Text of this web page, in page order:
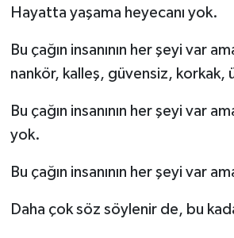
Hayatta yaşama heyecanı yok.
Bu çağın insanının her şeyi var
nankör, kalleş, güvensiz, korkak,
Bu çağın insanının her şeyi var
yok.
Bu çağın insanının her şeyi var
Daha çok söz söylenir de, bu